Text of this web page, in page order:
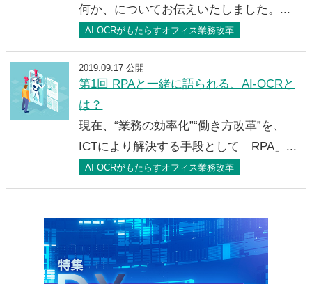
何か、についてお伝えいたしました。...
AI-OCRがもたらすオフィス業務改革
2019.09.17 公開
第1回 RPAと一緒に語られる、AI-OCRと
は？
現在、“業務の効率化”“働き方改革”を、
ICTにより解決する手段として「RPA」...
AI-OCRがもたらすオフィス業務改革